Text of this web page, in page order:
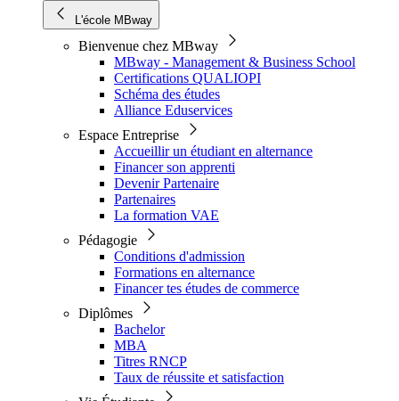
L'école MBway
Bienvenue chez MBway
MBway - Management & Business School
Certifications QUALIOPI
Schéma des études
Alliance Eduservices
Espace Entreprise
Accueillir un étudiant en alternance
Financer son apprenti
Devenir Partenaire
Partenaires
La formation VAE
Pédagogie
Conditions d'admission
Formations en alternance
Financer tes études de commerce
Diplômes
Bachelor
MBA
Titres RNCP
Taux de réussite et satisfaction